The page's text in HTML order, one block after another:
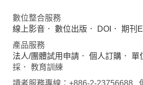
數位整合服務
線上影音 ． 數位出版 ． DOI ． 期刊
產品服務
法人/團體試用申請 ． 個人訂購 ． 單
採． 教育訓練
讀者服務專線：+886-2-23756688